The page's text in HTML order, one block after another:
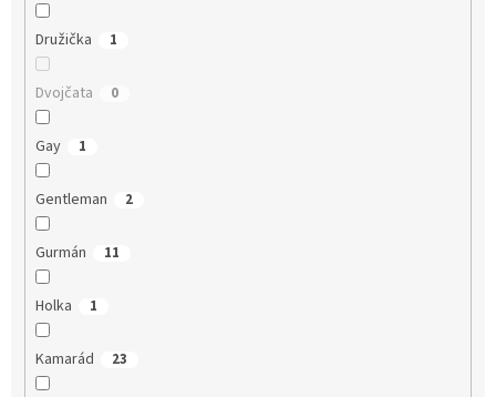
Družička 1
Dvojčata 0
Gay 1
Gentleman 2
Gurmán 11
Holka 1
Kamarád 23